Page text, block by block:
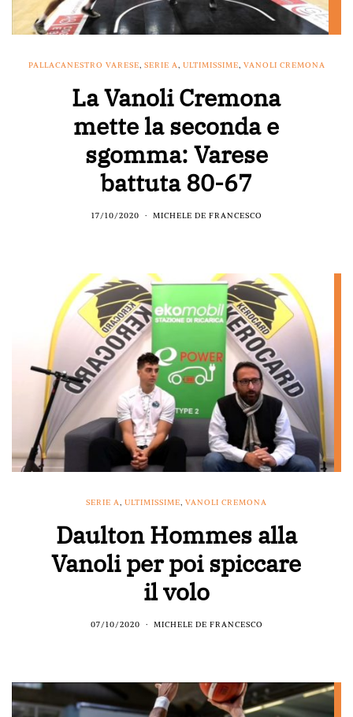
PALLACANESTRO VARESE SERIE A ULTIMISSIME VANOLI CREMONA
La Vanoli Cremona
mette la seconda e
sgomma: Varese
battuta 80-67
17/10/2020 MICHELE DE FRANCESCO
SERIE A, ULTIMISSIME, VANOLI CREMONA
Daulton Hommes alla
Vanoli per poi spiccare
il volo
07/10/2020 MICHELE DE FRANCESCO